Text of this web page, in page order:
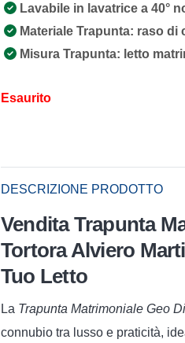
Lavabile in lavatrice a 40°
Materiale Trapunta: raso
Misura Trapunta: letto
Esaurito
DESCRIZIONE PRODOTTO
Vendita Trapunta
Tortora Alviero
Tuo Letto
La Trapunta Matrimoniale Geo
connubio tra lusso e praticità,